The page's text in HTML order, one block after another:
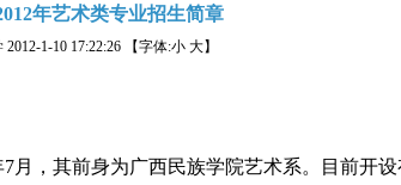
年艺术类专业招生简章
2012-1-10 17:22:26 【字体:小 大】
7月，其前身为广西民族学院艺术系。目前开设